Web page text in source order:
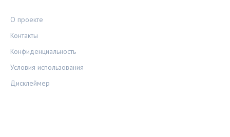
О проекте
Контакты
Конфиденциальность
Условия использования
Дисклеймер